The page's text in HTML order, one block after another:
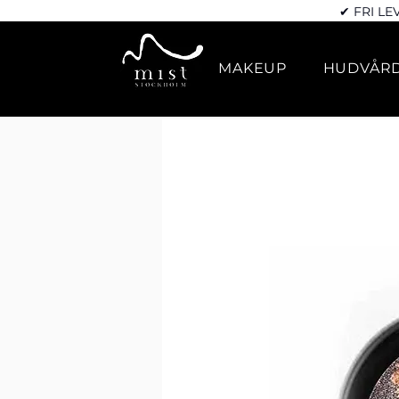
✔ FRI
MAKEUP